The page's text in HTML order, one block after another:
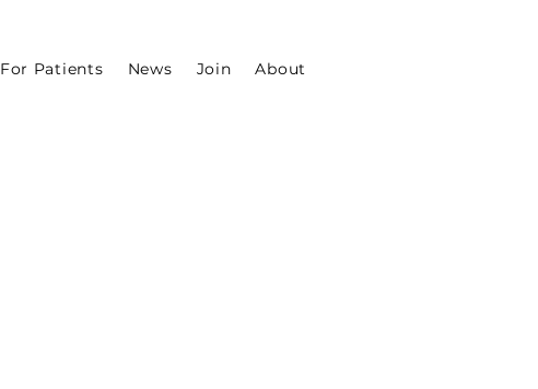
For Patients News Join About